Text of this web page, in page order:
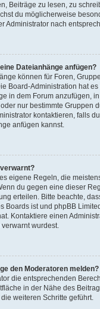
Beiträge zu lesen, zu
du möglicherweise
Administrator nach
Dateianhänge anfügen?
können für Foren,
Board-Administration hat
in dem Forum anzufügen,
nur bestimmte Gruppen
kontaktieren, falls
anfügen kannst.
eigene Regeln, die
du gegen eine dieser
erteilen. Bitte beachte,
Boards ist und phpBB
Kontaktiere einen
wurdest.
den Moderatoren melden?
die entsprechenden
in der Nähe des
weiteren Schritte geführt.